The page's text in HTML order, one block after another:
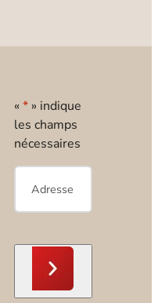
« * » indique
les champs
nécessaires
E-
mail*